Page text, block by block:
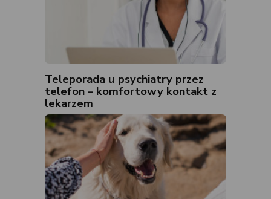
Teleporada u psychiatry przez
telefon – komfortowy kontakt z
lekarzem